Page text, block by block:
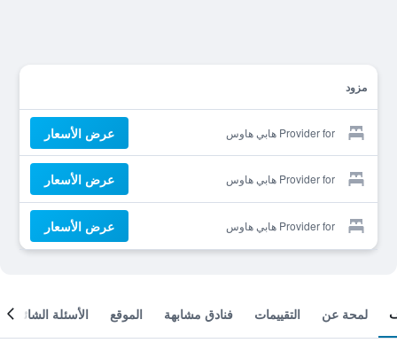
مزود
Provider for هابي هاوس عرض الأسعار
Provider for هابي هاوس عرض الأسعار
Provider for هابي هاوس عرض الأسعار
لمحة عن التقييمات فنادق مشابهة الموقع الأسئلة الشائعة